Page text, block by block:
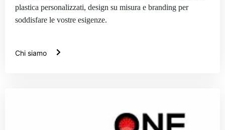
plastica personalizzati, design su misura e branding per
soddisfare le vostre esigenze.
Chi siamo